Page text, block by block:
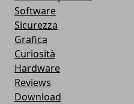
Software
Sicurezza
Grafica
Curiosità
Hardware
Reviews
Download